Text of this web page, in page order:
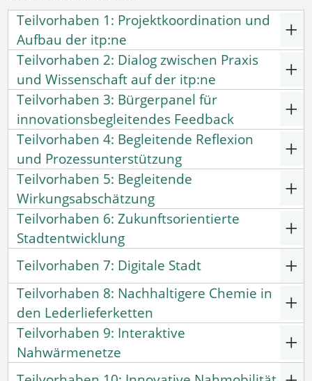
Teilvorhaben 1: Projektkoordination und
Aufbau der itp:ne
Teilvorhaben 2: Dialog zwischen Praxis
und Wissenschaft auf der itp:ne
Teilvorhaben 3: Bürgerpanel für
innovationsbegleitendes Feedback
Teilvorhaben 4: Begleitende Reflexion
und Prozessunterstützung
Teilvorhaben 5: Begleitende
Wirkungsabschätzung
Teilvorhaben 6: Zukunftsorientierte
Stadtentwicklung
Teilvorhaben 7: Digitale Stadt
Teilvorhaben 8: Nachhaltigere Chemie in
den Lederlieferketten
Teilvorhaben 9: Interaktive
Nahwärmenetze